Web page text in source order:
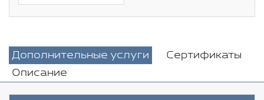
Дополнительные услуги
Сертификаты
Описание